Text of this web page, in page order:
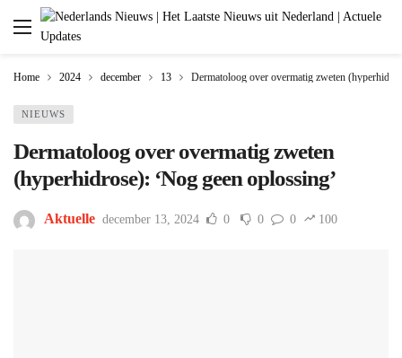
Home 2024 december 13 Dermatoloog over overmatig zweten
NIEUWS
Dermatoloog over overmatig zweten
(hyperhidrose): ‘Nog geen oplossing’
Aktuelle december 13, 2024 0 0 0 100